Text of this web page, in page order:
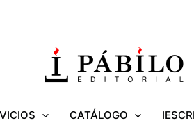
CATÁLOGO